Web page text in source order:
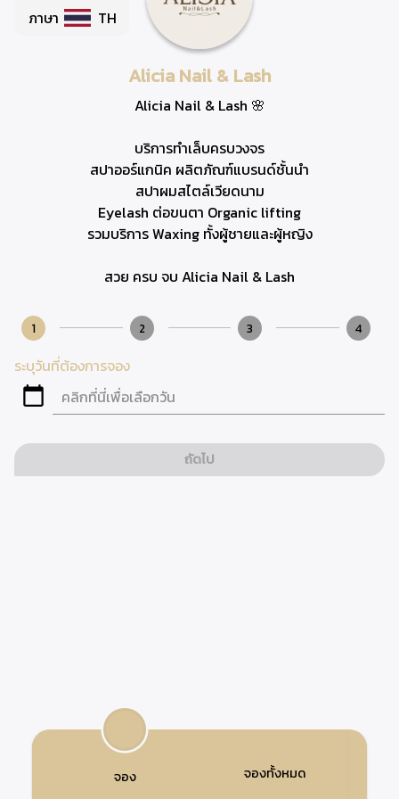
ภาษา TH
Alicia Nail & Lash
Alicia Nail & Lash 🌸
บริการทำเล็บครบวงจร
สปาออร์แกนิค ผลิตภัณฑ์แบรนด์ชั้นนำ
สปาผมสไตล์เวียดนาม
Eyelash ต่อขนตา Organic lifting
รวมบริการ Waxing ทั้งผู้ชายและผู้หญิง
1 2 3 4
ระบุวันที่ต้องการจอง
ถัดไป
จอง จองทั้งหมด